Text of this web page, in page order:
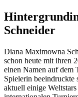
Schneider
Diana Maximowna
schon heute mit ihren
einen Namen auf dem
Spielerin
aktuell einige